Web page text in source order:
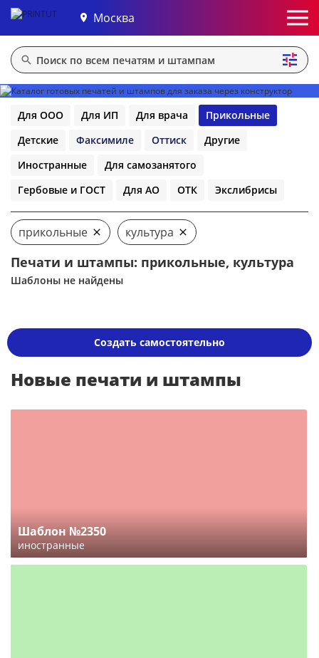
Москва
Для ООО Для ИП Для врача
Прикольные
Детские
Факсимиле Оттиск
Другие
Иностранные
Для самозанятого
Гербовые и ГОСТ
Для АО ОТК Экслибрисы
прикольные культура
Печати и штампы: прикольные, культура
Шаблоны не найдены
Создать самостоятельно
Новые печати и штампы
Шаблон №2350
иностранные